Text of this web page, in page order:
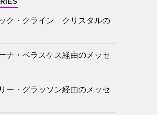
ク・クライン クリスタルの
ナ・ベラスケス経由のメッセ
ー・グラッソン経由のメッセ